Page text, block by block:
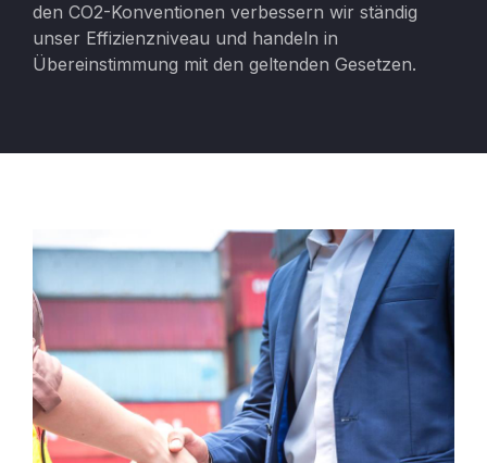
den CO2-Konventionen verbessern wir ständig
unser Effizienzniveau und handeln in
Übereinstimmung mit den geltenden Gesetzen.